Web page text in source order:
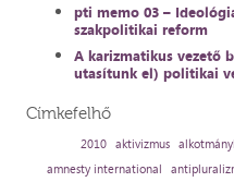
pti memo 03 –
szakpolitikai reform
A karizmatikus vezető
utasítunk el) politikai
Címkefelhő
2010 aktivizmus
amnesty international